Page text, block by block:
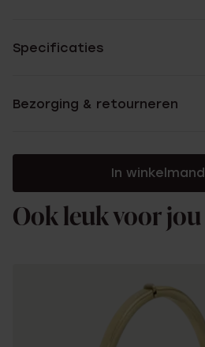
Specificaties
Bezorging & retourneren
In winkelmand
Ook leuk voor jou